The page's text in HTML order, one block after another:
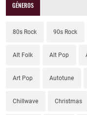
GÉNEROS
80s Rock 90s Rock
Alt Folk Alt Pop
Art Pop Autotune
Chillwave Christmas